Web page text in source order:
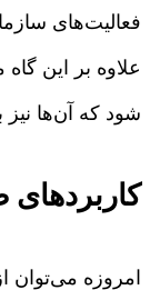
فعالیت‌های
علاوه بر این
شود که آن‌ها نیز
امروزه می‌توان